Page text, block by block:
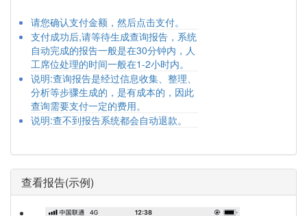
请您确认支付金额，然后点击支付。
支付成功后,请等待生成查询报告，系统
自动完成的报告一般是在30分钟内，人
工席位处理的时间一般在1-2小时内。
说明:查询报告是经过信息收集、整理、
分析等步骤生成的，是有成本的，因此
查询需要支付一定的费用。
说明:查不到报告系统都会自动退款。
查看报告(示例)